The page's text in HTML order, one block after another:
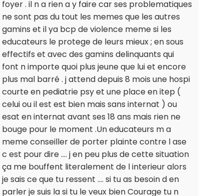
foyer . il n a rien a y faire car ses problematiques
ne sont pas du tout les memes que les autres
gamins et il ya bcp de violence meme si les
educateurs le protege de leurs mieux ; en sous
effectifs et avec des gamins delinquants qui
font n importe quoi plus jeune que lui et encore
plus mal barré . j attend depuis 8 mois une hospi
courte en pediatrie psy et une place en itep (
celui ou il est est bien mais sans internat ) ou
esat en internat avant ses 18 ans mais rien ne
bouge pour le moment .Un educateurs m a
meme conseiller de porter plainte contre l ase
c est pour dire .... j en peu plus de cette situation
ça me bouffent literalement de l interieur alors
je sais ce que tu ressent .... si tu as besoin d en
parler je suis la si tu le veux bien Courage tu n